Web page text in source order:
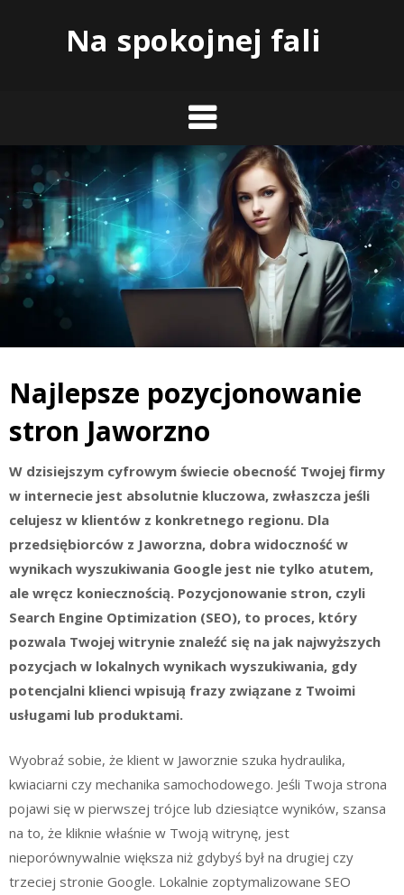
Na spokojnej fali
Najlepsze pozycjonowanie
stron Jaworzno
W dzisiejszym cyfrowym świecie obecność Twojej firmy
w internecie jest absolutnie kluczowa, zwłaszcza jeśli
celujesz w klientów z konkretnego regionu. Dla
przedsiębiorców z Jaworzna, dobra widoczność w
wynikach wyszukiwania Google jest nie tylko atutem,
ale wręcz koniecznością. Pozycjonowanie stron, czyli
Search Engine Optimization (SEO), to proces, który
pozwala Twojej witrynie znaleźć się na jak najwyższych
pozycjach w lokalnych wynikach wyszukiwania, gdy
potencjalni klienci wpisują frazy związane z Twoimi
usługami lub produktami.
Wyobraź sobie, że klient w Jaworznie szuka hydraulika,
kwiaciarni czy mechanika samochodowego. Jeśli Twoja strona
pojawi się w pierwszej trójce lub dziesiątce wyników, szansa
na to, że kliknie właśnie w Twoją witrynę, jest
nieporównywalnie większa niż gdybyś był na drugiej czy
trzeciej stronie Google. Lokalnie zoptymalizowane SEO